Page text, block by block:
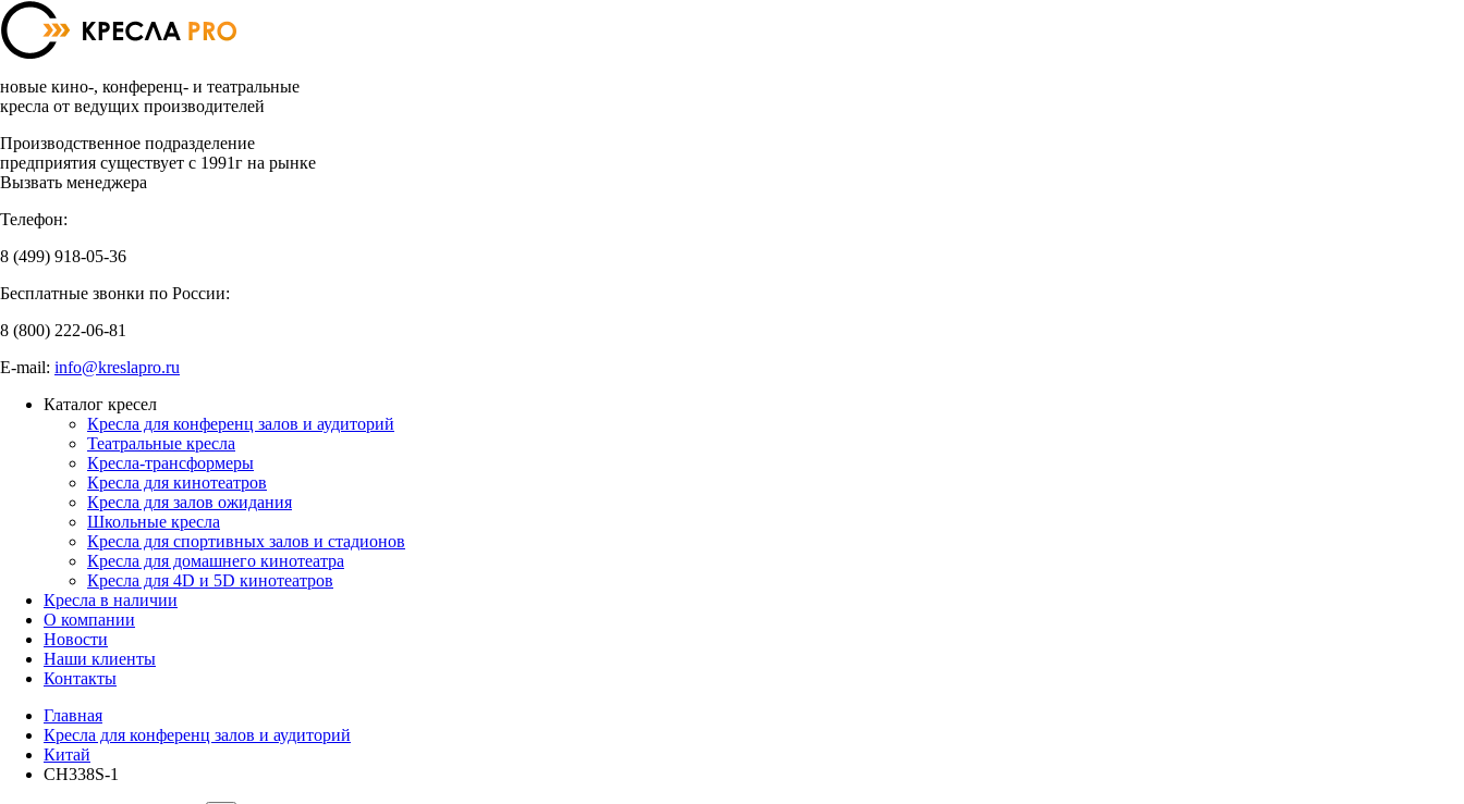
новые кино-, конференц- и театральные
кресла от ведущих производителей
Производственное подразделение
предприятия существует с 1991г на рынке
Вызвать менеджера
Телефон:
8 (499) 918-05-36
Бесплатные звонки по России:
8 (800) 222-06-81
E-mail: info@kreslapro.ru
Каталог кресел
Кресла для конференц залов и аудиторий
Театральные кресла
Кресла-трансформеры
Кресла для кинотеатров
Кресла для залов ожидания
Школьные кресла
Кресла для спортивных залов и стадионов
Кресла для домашнего кинотеатра
Кресла для 4D и 5D кинотеатров
Кресла в наличии
О компании
Новости
Наши клиенты
Контакты
Главная
Кресла для конференц залов и аудиторий
Китай
CH338S-1